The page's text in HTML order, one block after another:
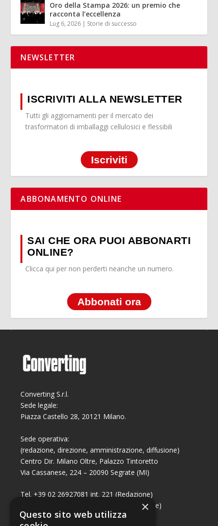
Oro della Stampa 2026: un premio che
racconta l’eccellenza
Lug 6, 2026 | Storie di successo
NEWSLETTER
ISCRIVITI ALLA NEWSLETTER
Tutti gli aggiornamenti per il mercato dei
trasformatori di imballaggi cellulosici e flessibili
Iscriviti
ABBONAMENTO ONLINE
SAI CHE ORA PUOI ABBONARTI
ONLINE?
Clicca qui per non perderti neanche un numero.
Abbonati ora
Converting S.r.l.
Sede legale:
Piazza Castello 28, 20121 Milano.
Sede operativa:
(redazione, direzione, amministrazione, diffusione)
Centro Dir. Milano Oltre, Palazzo Tintoretto
Via Cassanese, 224 – 20090 Segrate (MI)
Tel. +39 02 26927081 int. 221 (Redazione)
Tel. +39 02 26927081 int. 224 (Commerciale)
Fax +39 02 26951006
×
Questo sito web utilizza